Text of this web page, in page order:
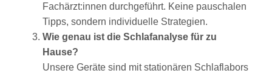
Fachärzt:innen durchgeführt. Keine pauschalen
Tipps, sondern individuelle Strategien.
Wie genau ist die Schlafanalyse für zu
Hause?
Unsere Geräte sind mit stationären Schlaflabors